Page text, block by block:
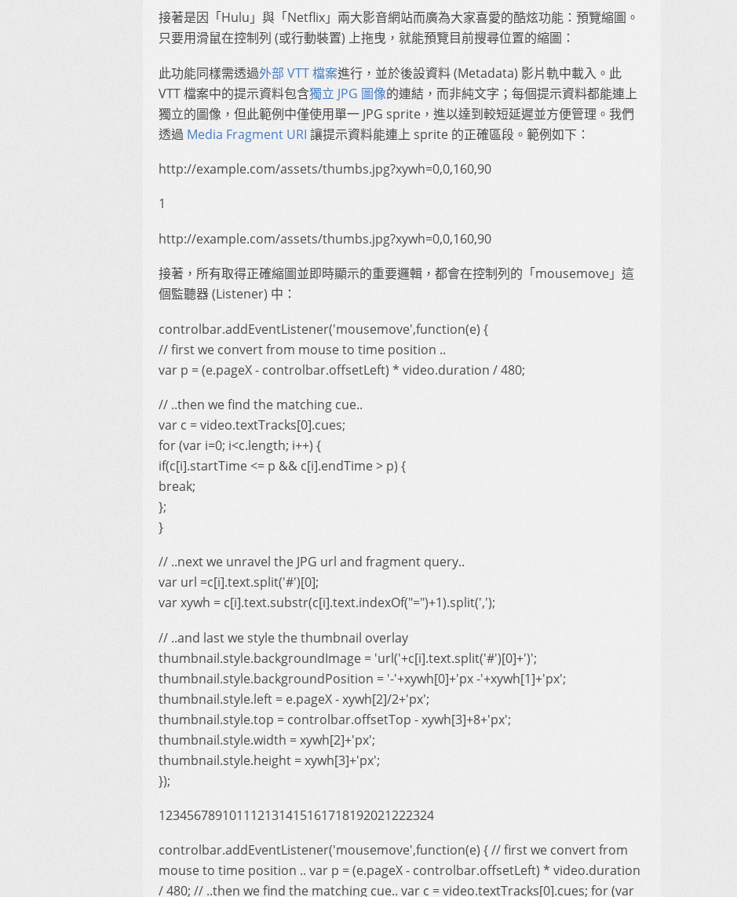
接著是因「Hulu」與「Netflix」兩大影音網站而廣為大家喜愛的酷炫功能：預覽縮圖。
只要用滑鼠在控制列 (或行動裝置) 上拖曳，就能預覽目前搜尋位置的縮圖：
此功能同樣需透過外部 VTT 檔案進行，並於後設資料 (Metadata) 影片軌中載入。此
VTT 檔案中的提示資料包含獨立 JPG 圖像的連結，而非純文字；每個提示資料都能連上
獨立的圖像，但此範例中僅使用單一 JPG sprite，進以達到較短延遲並方便管理。我們
透過 Media Fragment URI 讓提示資料能連上 sprite 的正確區段。範例如下：
http://example.com/assets/thumbs.jpg?xywh=0,0,160,90
1
http://example.com/assets/thumbs.jpg?xywh=0,0,160,90
接著，所有取得正確縮圖並即時顯示的重要邏輯，都會在控制列的「mousemove」這
個監聽器 (Listener) 中：
controlbar.addEventListener('mousemove',function(e) {
// first we convert from mouse to time position ..
var p = (e.pageX - controlbar.offsetLeft) * video.duration / 480;
// ..then we find the matching cue..
var c = video.textTracks[0].cues;
for (var i=0; i<c.length; i++) {
if(c[i].startTime <= p && c[i].endTime > p) {
break;
};
}
// ..next we unravel the JPG url and fragment query..
var url =c[i].text.split('#')[0];
var xywh = c[i].text.substr(c[i].text.indexOf("=")+1).split(',');
// ..and last we style the thumbnail overlay
thumbnail.style.backgroundImage = 'url('+c[i].text.split('#')[0]+')';
thumbnail.style.backgroundPosition = '-'+xywh[0]+'px -'+xywh[1]+'px';
thumbnail.style.left = e.pageX - xywh[2]/2+'px';
thumbnail.style.top = controlbar.offsetTop - xywh[3]+8+'px';
thumbnail.style.width = xywh[2]+'px';
thumbnail.style.height = xywh[3]+'px';
});
123456789101112131415161718192021222324
controlbar.addEventListener('mousemove',function(e) { // first we convert from
mouse to time position .. var p = (e.pageX - controlbar.offsetLeft) * video.duration
/ 480; // ..then we find the matching cue.. var c = video.textTracks[0].cues; for (var